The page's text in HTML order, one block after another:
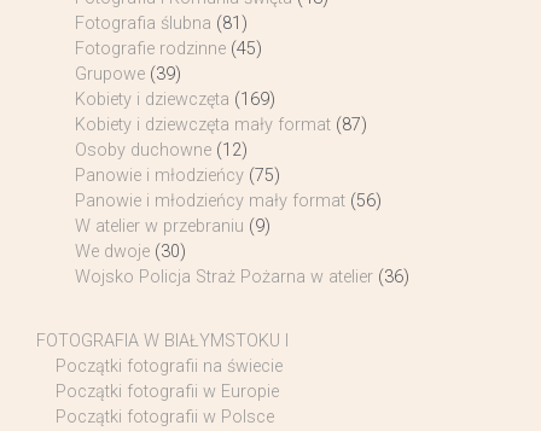
Fotografia ślubna (81)
Fotografie rodzinne (45)
Grupowe (39)
Kobiety i dziewczęta (169)
Kobiety i dziewczęta mały format (87)
Osoby duchowne (12)
Panowie i młodzieńcy (75)
Panowie i młodzieńcy mały format (56)
W atelier w przebraniu (9)
We dwoje (30)
Wojsko Policja Straż Pożarna w atelier (36)
FOTOGRAFIA W BIAŁYMSTOKU I
Początki fotografii na świecie
Początki fotografii w Europie
Początki fotografii w Polsce